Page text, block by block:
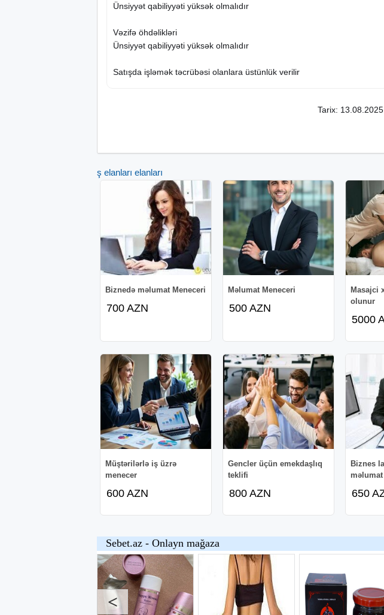
Ünsiyyət qabiliyyəti yüksək olmalıdır
Vəzifə öhdəlikləri
Ünsiyyət qabiliyyəti yüksək olmalıdır
Satışda işləmək təcrübəsi olanlara üstünlük verilir
Satış təmsilçilərinin işlərinə nəzarət
Ofisin idarə olunması
Rəhbərlik tərəfindən verilən tapşırıqları icra etmək
Satış təmsilçiləri ilə iclasların aparılmasını təmin etmək və s.
Tarix: 13.08.2025
İş elanları elanları
Biznedə məlumat Meneceri
700 AZN
Məlumat Meneceri
500 AZN
Masajci
olunur
5000
Müştərilərlə iş üzrə
menecer
600 AZN
Gencler üçün emekdaşlıq
teklifi
800 AZN
Biznes
məlumat
650